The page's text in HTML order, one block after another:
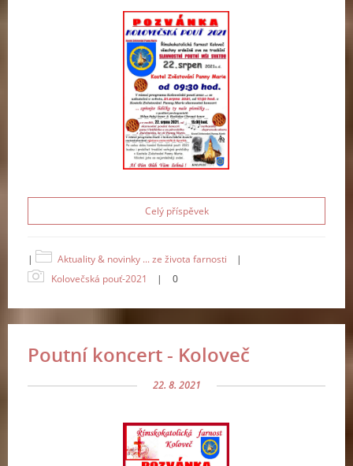
Celý příspěvek
| Aktuality & novinky ... ze života farnosti
|
Kolovečská pouť-2021
| 0
Poutní koncert - Koloveč
22. 8. 2021